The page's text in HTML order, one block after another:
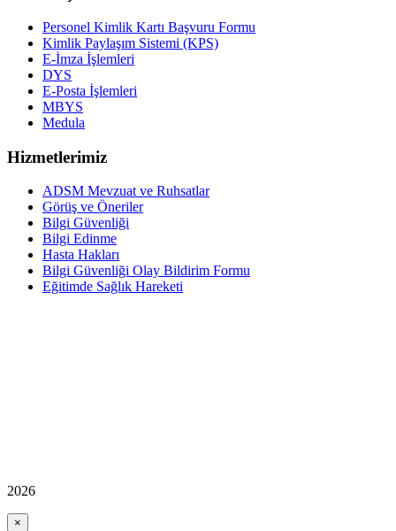
Personel Kimlik Kartı Başvuru Formu
Kimlik Paylaşım Sistemi (KPS)
E-İmza İşlemleri
DYS
E-Posta İşlemleri
MBYS
Medula
Hizmetlerimiz
ADSM Mevzuat ve Ruhsatlar
Görüş ve Öneriler
Bilgi Güvenliği
Bilgi Edinme
Hasta Hakları
Bilgi Güvenliği Olay Bildirim Formu
Eğitimde Sağlık Hareketi
2026
×